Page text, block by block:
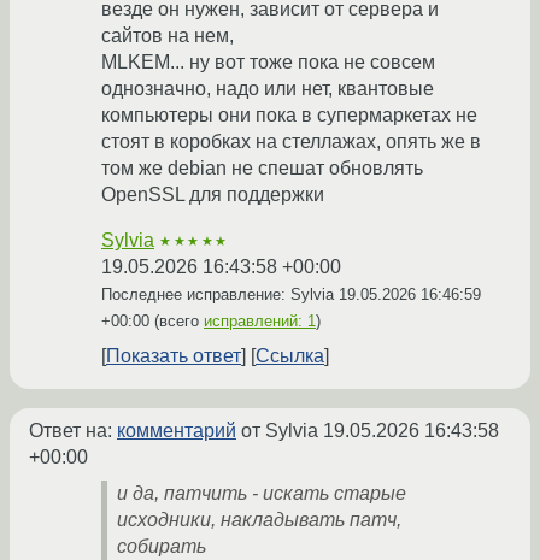
везде он нужен, зависит от сервера и
сайтов на нем,
MLKEM... ну вот тоже пока не совсем
однозначно, надо или нет, квантовые
компьютеры они пока в супермаркетах не
стоят в коробках на стеллажах, опять же в
том же debian не спешат обновлять
OpenSSL для поддержки
Sylvia ★★★★★
19.05.2026 16:43:58 +00:00
Последнее исправление: Sylvia 19.05.2026 16:46:59
+00:00 (всего исправлений: 1)
Показать ответ Ссылка
Ответ на: комментарий от Sylvia 19.05.2026 16:43:58
+00:00
и да, патчить - искать старые
исходники, накладывать патч,
собирать